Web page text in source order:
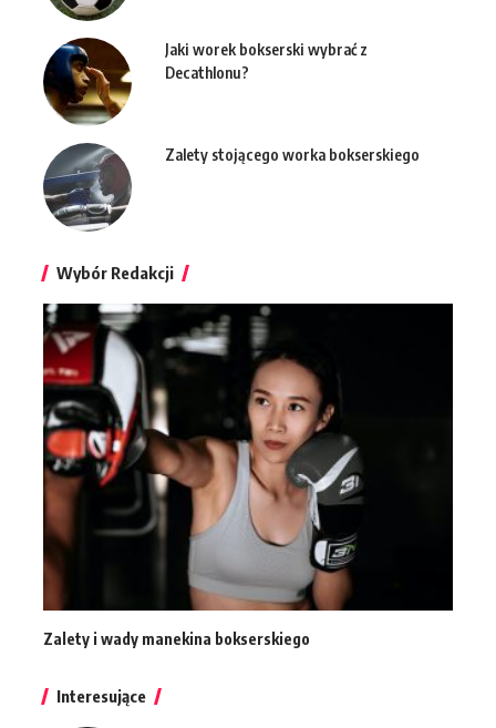
Jaki worek bokserski wybrać z
Decathlonu?
Zalety stojącego worka bokserskiego
Wybór Redakcji
Zalety i wady manekina bokserskiego
Interesujące